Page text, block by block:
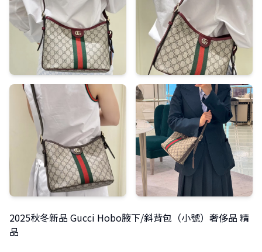
2025秋冬新品 Gucci Hobo腋下/斜背包（小號）奢侈品 精
品